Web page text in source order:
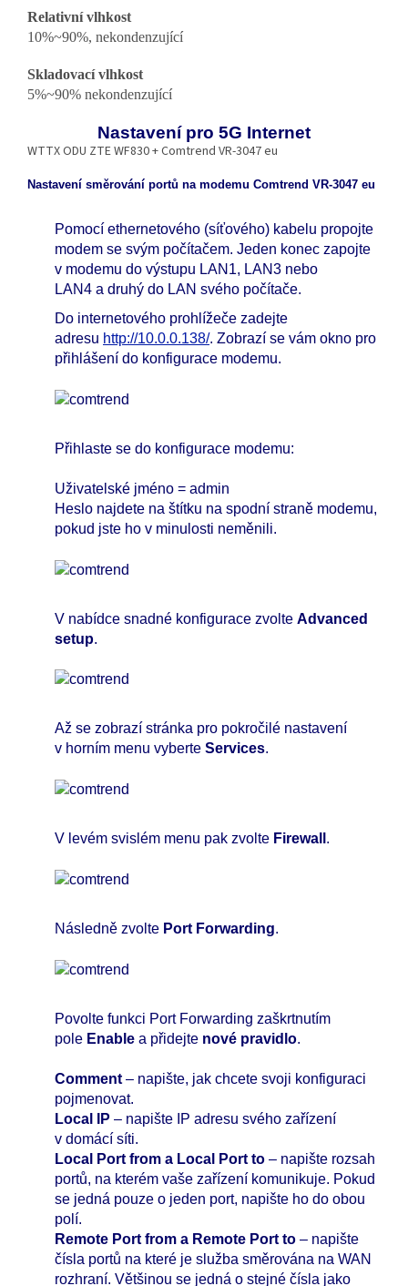
Relativní vlhkost
10%~90%, nekondenzující
Skladovací vlhkost
5%~90% nekondenzující
Nastavení pro 5G Internet
WTTX ODU ZTE WF830 + Comtrend VR-3047 eu
Nastavení směrování portů na modemu Comtrend VR-3047 eu
Pomocí ethernetového (síťového) kabelu propojte
modem se svým počítačem. Jeden konec zapojte
v modemu do výstupu LAN1, LAN3 nebo
LAN4 a druhý do LAN svého počítače.
Do internetového prohlížeče zadejte
adresu http://10.0.0.138/. Zobrazí se vám okno pro
přihlášení do konfigurace modemu.
Přihlaste se do konfigurace modemu:
Uživatelské jméno = admin
Heslo najdete na štítku na spodní straně modemu,
pokud jste ho v minulosti neměnili.
V nabídce snadné konfigurace zvolte Advanced
setup.
Až se zobrazí stránka pro pokročilé nastavení
v horním menu vyberte Services.
V levém svislém menu pak zvolte Firewall .
Následně zvolte Port Forwarding.
Povolte funkci Port Forwarding zaškrtnutím
pole Enable a přidejte nové pravidlo.
Comment – napište, jak chcete svoji konfiguraci
pojmenovat.
Local IP – napište IP adresu svého zařízení
v domácí síti.
Local Port from a Local Port to – napište rozsah
portů, na kterém vaše zařízení komunikuje. Pokud
se jedná pouze o jeden port, napište ho do obou
polí.
Remote Port from a Remote Port to – napište
čísla portů na které je služba směrována na WAN
rozhraní. Většinou se jedná o stejné čísla jako